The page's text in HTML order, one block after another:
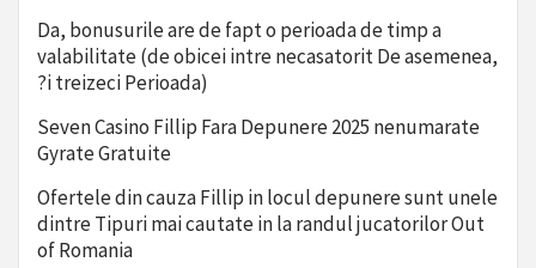
Da, bonusurile are de fapt o perioada de timp a
valabilitate (de obicei intre necasatorit De asemenea,
?i treizeci Perioada)
Seven Casino Fillip Fara Depunere 2025 nenumarate
Gyrate Gratuite
Ofertele din cauza Fillip in locul depunere sunt unele
dintre Tipuri mai cautate in la randul jucatorilor Out
of Romania